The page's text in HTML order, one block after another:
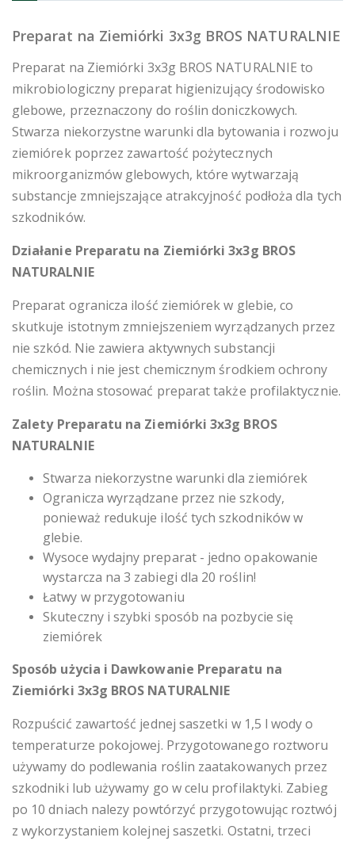
Preparat na Ziemiórki 3x3g BROS NATURALNIE
Preparat na Ziemiórki 3x3g BROS NATURALNIE to
mikrobiologiczny preparat higienizujący środowisko
glebowe, przeznaczony do roślin doniczkowych.
Stwarza niekorzystne warunki dla bytowania i rozwoju
ziemiórek poprzez zawartość pożytecznych
mikroorganizmów glebowych, które wytwarzają
substancje zmniejszające atrakcyjność podłoża dla tych
szkodników.
Działanie Preparatu na Ziemiórki 3x3g BROS
NATURALNIE
Preparat ogranicza ilość ziemiórek w glebie, co
skutkuje istotnym zmniejszeniem wyrządzanych przez
nie szkód. Nie zawiera aktywnych substancji
chemicznych i nie jest chemicznym środkiem ochrony
roślin. Można stosować preparat także profilaktycznie.
Zalety Preparatu na Ziemiórki 3x3g BROS
NATURALNIE
Stwarza niekorzystne warunki dla ziemiórek
Ogranicza wyrządzane przez nie szkody,
ponieważ redukuje ilość tych szkodników w
glebie.
Wysoce wydajny preparat - jedno opakowanie
wystarcza na 3 zabiegi dla 20 roślin!
Łatwy w przygotowaniu
Skuteczny i szybki sposób na pozbycie się
ziemiórek
Sposób użycia i Dawkowanie Preparatu na
Ziemiórki 3x3g BROS NATURALNIE
Rozpuścić zawartość jednej saszetki w 1,5 l wody o
temperaturze pokojowej. Przygotowanego roztworu
używamy do podlewania roślin zaatakowanych przez
szkodniki lub używamy go w celu profilaktyki. Zabieg
po 10 dniach nalezy powtórzyć przygotowując roztwój
z wykorzystaniem kolejnej saszetki. Ostatni, trzeci